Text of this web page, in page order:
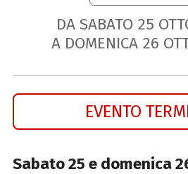
DA SABATO 25
A DOMENICA 26
EVENTO
Sabato 25 e domenica